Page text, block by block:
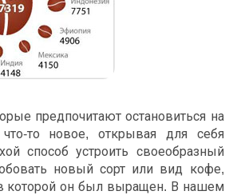
предпочитают остановиться на
то новое, открывая для себя
способ устроить своеобразный
новый сорт или вид кофе,
в которой он был выращен. В нашем